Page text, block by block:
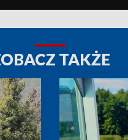
TAKŻE